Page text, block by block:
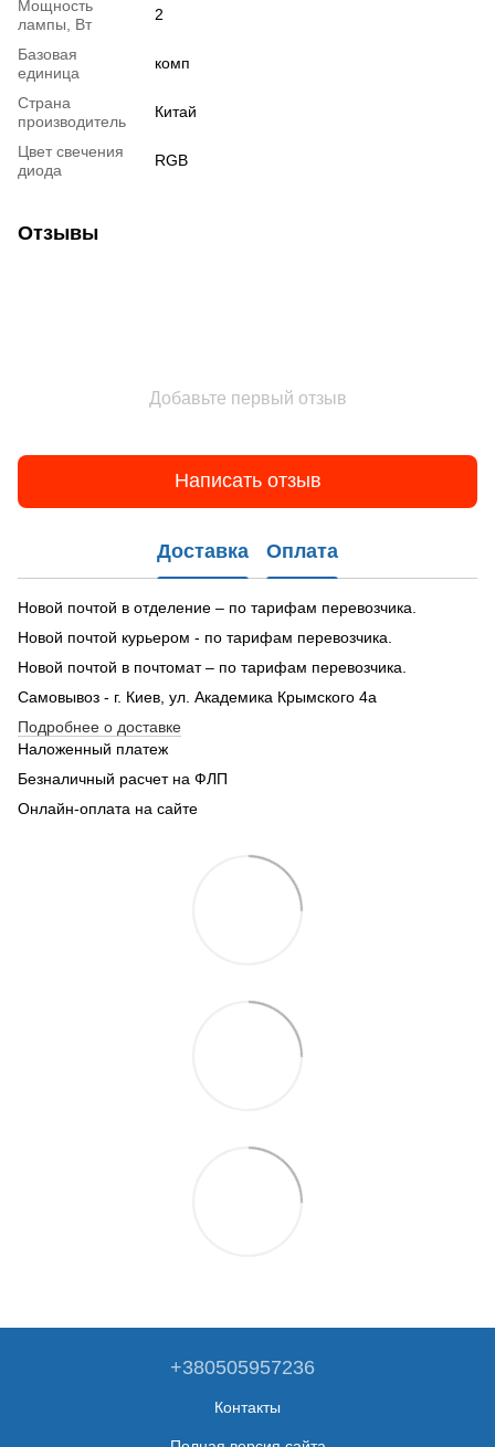
Мощность
лампы, Вт
2
Базовая
единица
комп
Страна
производитель
Китай
Цвет свечения
диода
RGB
Отзывы
Добавьте первый отзыв
Написать отзыв
Доставка Оплата
Новой почтой в отделение – по тарифам перевозчика.
Новой почтой курьером - по тарифам перевозчика.
Новой почтой в почтомат – по тарифам перевозчика.
Самовывоз - г. Киев, ул. Академика Крымского 4а
Подробнее о доставке
Наложенный платеж
Безналичный расчет на ФЛП
Онлайн-оплата на сайте
+380505957236
Контакты